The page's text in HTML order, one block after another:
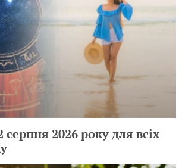
серпня 2026 року для всіх